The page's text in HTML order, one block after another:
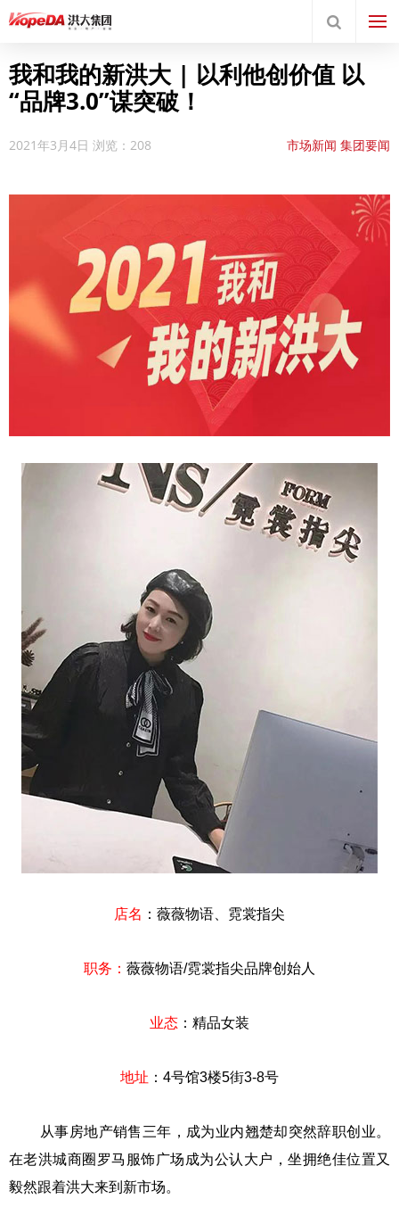
我和我的新洪大 | 以利他创价值 以
“品牌3.0”谋突破！
2021年3月4日 浏览：208 市场新闻 集团要闻
店名 ：薇薇物语、霓裳指尖
职务： 薇薇物语/霓裳指尖品牌创始人
业态 ：精品女装
地址 ：4号馆3楼5街3-8号
从事房地产销售三年，成为业内翘楚却突然辞职创业。
在老洪城商圈罗马服饰广场成为公认大户，坐拥绝佳位置又
毅然跟着洪大来到新市场。